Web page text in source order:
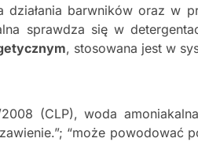
barwników oraz w
sprawdza się w
, stosowana jest w
(CLP), woda
“może